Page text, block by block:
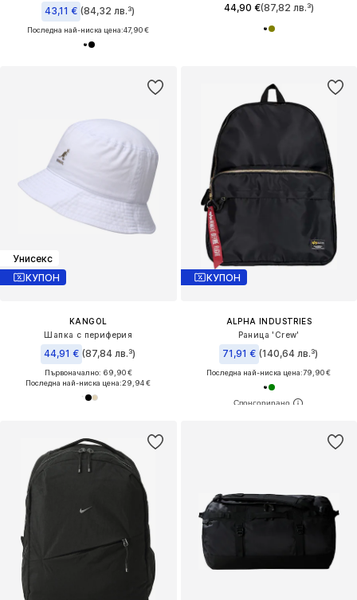
43,11 € (84,32 лв.³)
Последна най-ниска цена:47,90 €
44,90 €(87,82 лв.³)
Унисекс
КУПОН
KANGOL
Шапка с периферия
44,91 € (87,84 лв.³)
Първоначално: 69,90 €
Последна най-ниска цена:29,94 €
КУПОН
ALPHA INDUSTRIES
Раница 'Crew'
71,91 € (140,64 лв.³)
Последна най-ниска цена:79,90 €